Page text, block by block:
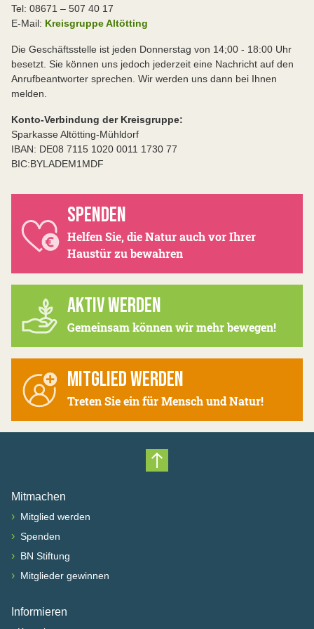
Tel: 08671 – 507 40 17
E-Mail: Kreisgruppe Altötting
Die Geschäftsstelle ist jeden Donnerstag von 14;00 - 18:00 Uhr
besetzt. Sie können uns jedoch jederzeit eine Nachricht auf den
Anrufbeantworter sprechen. Wir werden uns dann bei Ihnen
melden.
Konto-Verbindung der Kreisgruppe:
Sparkasse Altötting-Mühldorf
IBAN: DE08 7115 1020 0011 1730 77
BIC:BYLADEM1MDF
SPENDEN
Helfen Sie, die Natur auch vor Ihrer
Haustür zu bewahren
AKTIV WERDEN
Gemeinsam können wir mehr bewegen!
MITGLIED WERDEN
Treten Sie ein für Mensch und Natur!
Nach oben scrollen
Mitmachen
› Mitglied werden
› Spenden
› BN Stiftung
› Mitglieder gewinnen
Informieren